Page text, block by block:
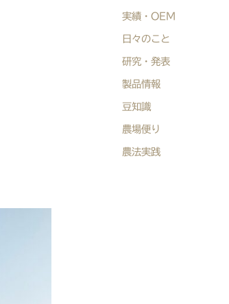
実績・OEM
日々のこと
研究・発表
製品情報
豆知識
農場便り
農法実践